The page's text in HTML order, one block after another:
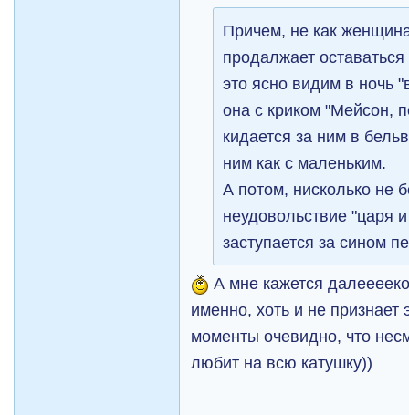
Причем, не как
продалжает
это ясно видим в ночь
она с криком "Мейсон,
кидается за ним в
ним как с маленьким.
А потом, нисколько не
неудовольствие "царя
заступается за сином
А мне кажется
именно, хоть и не признает
моменты очевидно, что
любит на всю катушку))